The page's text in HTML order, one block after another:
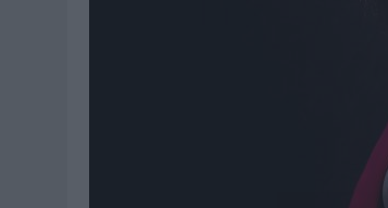
AUDIBLE REIVINDICA EL PODER
‘VUELVE EL FÚTBOL. VUELVE A
MOVISTAR APELA A LA ILUSIÓN DE
‘LA VUELTA’, DE FENOMENAL PARA